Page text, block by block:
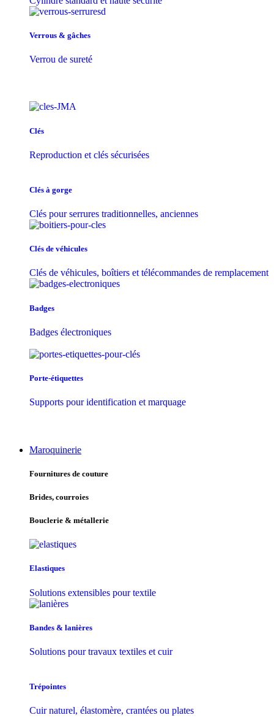
Verrous & gâches
Verrou de sureté
Clés
Reproduction et clés sécurisées
Clés à gorge
Clés pour serrures traditionnelles, anciennes
Clés de véhicules
Clés de véhicules, boîtiers et télécommandes de remplacement
Badges
Badges électroniques
Porte-étiquettes
Supports pour identification et marquage
Maroquinerie
Fournitures de couture
Brides, courroies
Bouclerie & métallerie
Elastiques
Solutions extensibles pour textile
Bandes & lanières
Solutions pour travaux textiles et cuir
Trépointes
Cuir naturel, élastomère, crantées ou plates